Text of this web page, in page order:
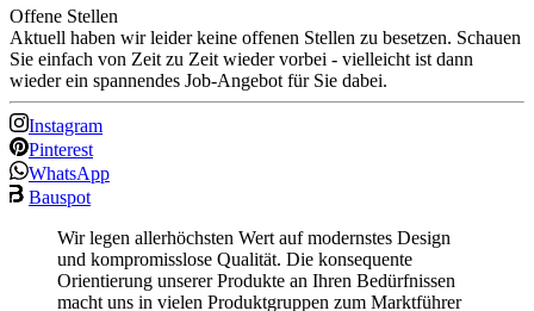
Offene Stellen
Aktuell haben wir leider keine offenen Stellen zu besetzen. Schauen
Sie einfach von Zeit zu Zeit wieder vorbei - vielleicht ist dann
wieder ein spannendes Job-Angebot für Sie dabei.
Instagram
Pinterest
WhatsApp
Bauspot
Wir legen allerhöchsten Wert auf modernstes Design
und kompromisslose Qualität. Die konsequente
Orientierung unserer Produkte an Ihren Bedürfnissen
macht uns in vielen Produktgruppen zum Marktführer